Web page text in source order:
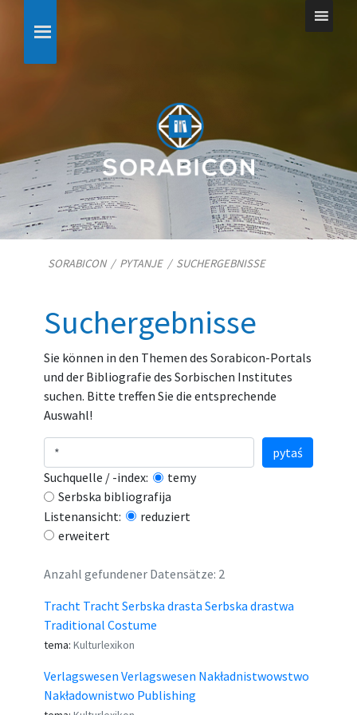
SORABICON/ PYTANJE/ SUCHERGEBNISSE
Suchergebnisse
Sie können in den Themen des Sorabicon-Portals
und der Bibliografie des Sorbischen Institutes
suchen. Bitte treffen Sie die entsprechende
Auswahl!
Suchquelle / -index:
temy
Serbska bibliografija
Listenansicht:
reduziert
erweitert
pytaś
Anzahl gefundener Datensätze: 2
Tracht Tracht Serbska drasta Serbska drastwa
Traditional Costume
tema: Kulturlexikon
Verlagswesen Verlagswesen Nakładnistwowstwo
Nakładownistwo Publishing